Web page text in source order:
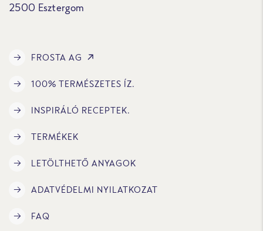
2500 Esztergom
FROSTA AG
100% TERMÉSZETES ÍZ.
INSPIRÁLÓ RECEPTEK.
TERMÉKEK
LETÖLTHETŐ ANYAGOK
ADATVÉDELMI NYILATKOZAT
FAQ